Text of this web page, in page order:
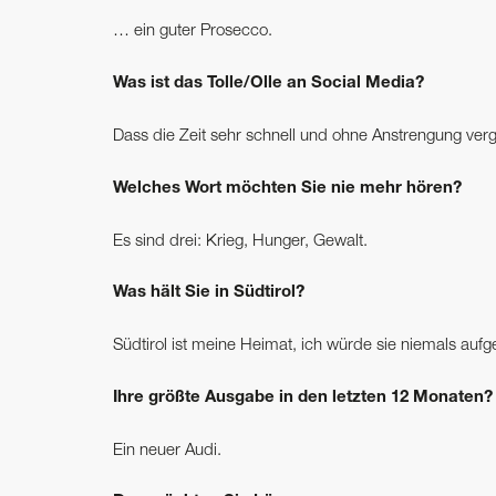
… ein guter Prosecco.
Was ist das Tolle/Olle an Social Media?
Dass die Zeit sehr schnell und ohne Anstrengung
Welches Wort möchten Sie nie mehr hören?
Es sind drei: Krieg, Hunger, Gewalt.
Was hält Sie in Südtirol?
Südtirol ist meine Heimat, ich würde sie niemals
Ihre größte Ausgabe in den letzten 12 Monaten?
Ein neuer Audi.